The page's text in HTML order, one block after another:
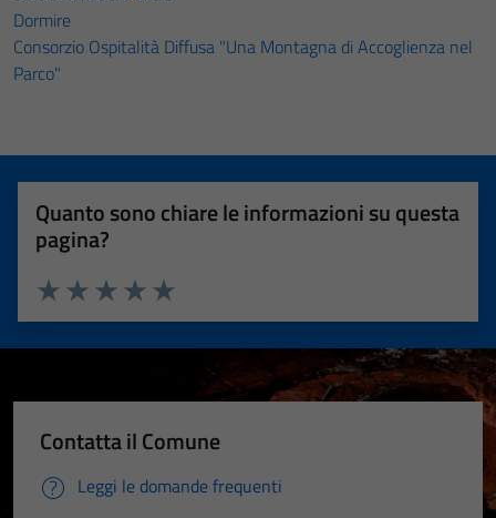
Dormire
Consorzio Ospitalità Diffusa "Una Montagna di Accoglienza nel
Parco"
Quanto sono chiare le informazioni su questa
pagina?
Valuta 5 stelle su 5
Valuta 4 stelle su 5
Valuta 3 stelle su 5
Valuta 2 stelle su 5
Valuta 1 stelle su 5
Contatta il Comune
Leggi le domande frequenti